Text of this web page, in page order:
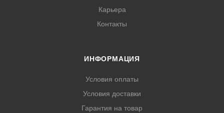
Карьера
Контакты
ИНФОРМАЦИЯ
Условия оплаты
Условия доставки
Гарантия на товар